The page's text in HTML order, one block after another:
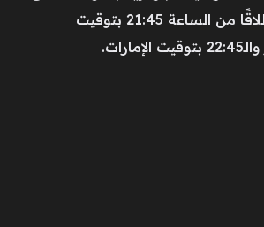
وليد فرحاني، انطلاقًا من الساعة 21:45 بتوقيت